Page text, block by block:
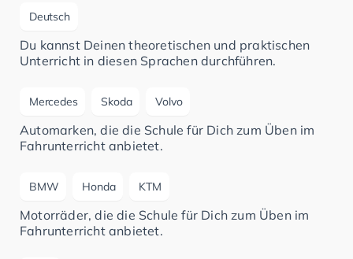
Deutsch
Du kannst Deinen theoretischen und praktischen
Unterricht in diesen Sprachen durchführen.
Mercedes Skoda Volvo
Automarken, die die Schule für Dich zum Üben im
Fahrunterricht anbietet.
BMW Honda KTM
Motorräder, die die Schule für Dich zum Üben im
Fahrunterricht anbietet.